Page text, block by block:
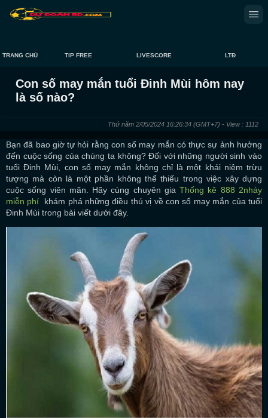
TRANG CHỦ TIP FREE LIVESCORE LTĐ
Con số may mắn tuổi Đinh Mùi hôm nay
là số nào?
Thứ năm 2/05/2024 16:26:34 (GMT+7) - View : 1112
Bạn đã bao giờ tự hỏi rằng con số may mắn có thực sự ảnh hưởng
đến cuộc sống của chúng ta không? Đối với những người sinh vào
tuổi Đinh Mùi, con số may mắn không chỉ là một khái niệm trừu
tượng mà còn là một phần không thể thiếu trong việc xây dựng
cuộc sống viên mãn. Hãy cùng chuyên giaThống kê 888 2nháy
miễn phí khám phá những điều thú vị về con số may mắn của tuổi
Đinh Mùi trong bài viết dưới đây.